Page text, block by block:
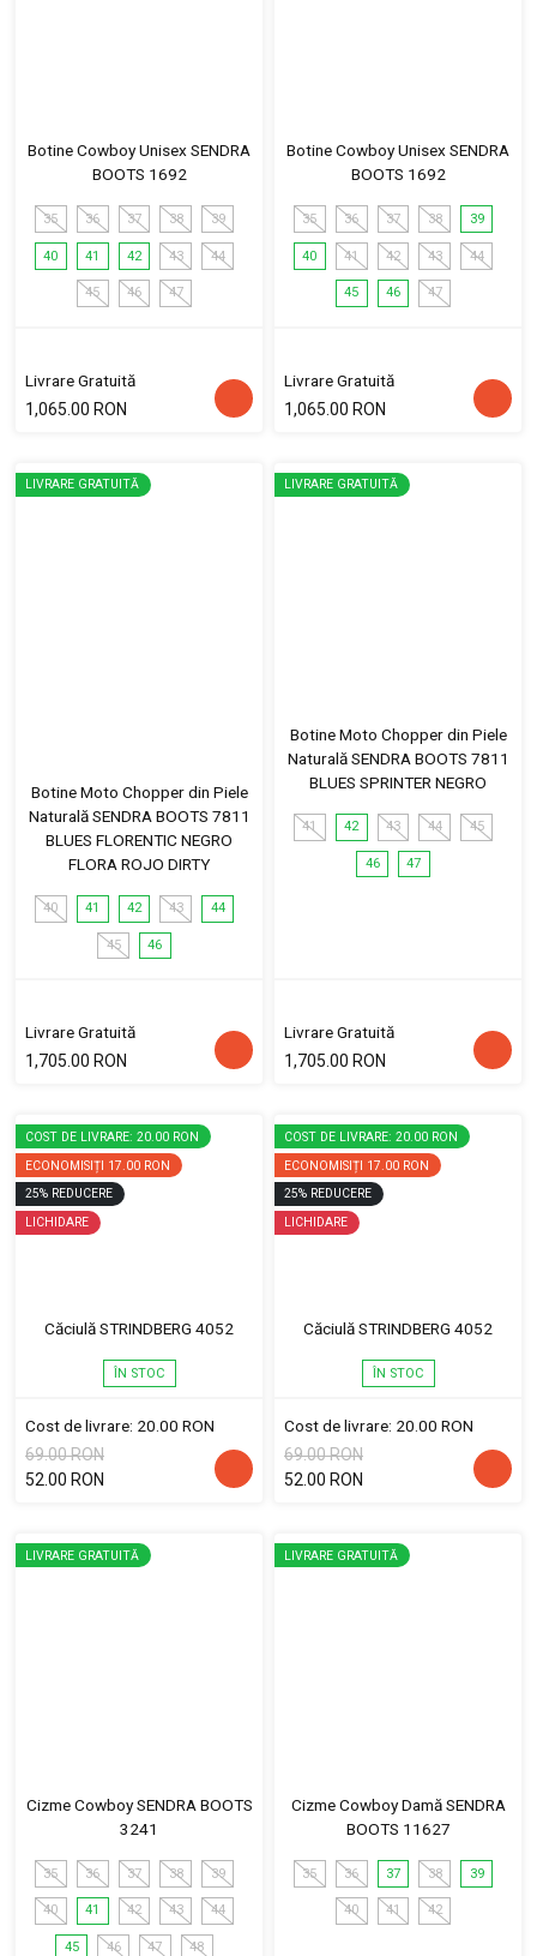
Botine Cowboy Unisex SENDRA
BOOTS 1692
35 36 37 38 39
40 41 42 43 44
45 46 47
Livrare Gratuită
1,065.00 RON
Botine Cowboy Unisex SENDRA
BOOTS 1692
35 36 37 38 39
40 41 42 43 44
45 46 47
Livrare Gratuită
1,065.00 RON
LIVRARE GRATUITĂ
Botine Moto Chopper din Piele
Naturală SENDRA BOOTS 7811
BLUES FLORENTIC NEGRO
FLORA ROJO DIRTY
40 41 42 43 44
45 46
Livrare Gratuită
1,705.00 RON
LIVRARE GRATUITĂ
Botine Moto Chopper din Piele
Naturală SENDRA BOOTS 7811
BLUES SPRINTER NEGRO
41 42 43 44 45
46 47
Livrare Gratuită
1,705.00 RON
COST DE LIVRARE: 20.00 RON
ECONOMISIȚI 17.00 RON
25% REDUCERE
LICHIDARE
Căciulă STRINDBERG 4052
ÎN STOC
Cost de livrare: 20.00 RON
69.00 RON
52.00 RON
COST DE LIVRARE: 20.00 RON
ECONOMISIȚI 17.00 RON
25% REDUCERE
LICHIDARE
Căciulă STRINDBERG 4052
ÎN STOC
Cost de livrare: 20.00 RON
69.00 RON
52.00 RON
LIVRARE GRATUITĂ
Cizme Cowboy SENDRA BOOTS
3241
35 36 37 38 39
40 41 42 43 44
45 46 47 48
LIVRARE GRATUITĂ
Cizme Cowboy Damă SENDRA
BOOTS 11627
35 36 37 38 39
40 41 42